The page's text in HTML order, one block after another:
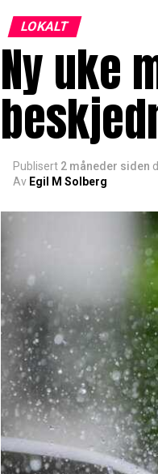
LOKALT
Ny uke
Publisert 2 måneder siden
Av Egil M Solberg